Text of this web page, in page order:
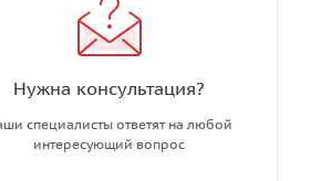
Нужна консультация?
специалисты ответят на любой
интересующий вопрос